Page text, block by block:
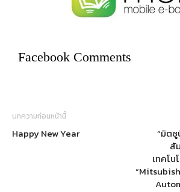
Facebook Comments
บทความก่อนหน้านี้
Happy New Year
“มิตซู
สั
เทคโน